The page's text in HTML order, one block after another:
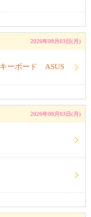
2026年08月03日(月)
ーボード ASUS
2026年08月03日(月)